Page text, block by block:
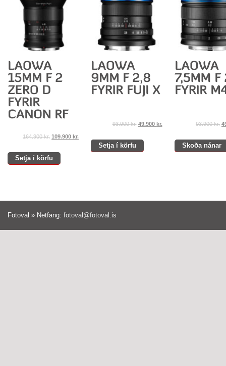
164.900kr. 109.900kr.
Setja í körfu
93.900kr. 49.900 kr.
Setja í körfu
93.900kr.
Skoða nánar
Fotoval » Netfang: fotoval@fotoval.is